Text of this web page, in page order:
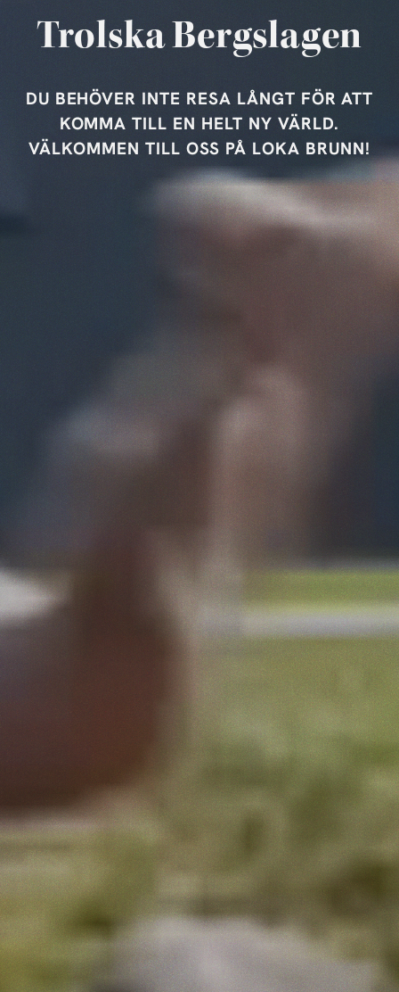
Trolska Bergslagen
DU BEHÖVER INTE RESA LÅNGT FÖR ATT
KOMMA TILL EN HELT NY VÄRLD.
VÄLKOMMEN TILL OSS PÅ LOKA BRUNN!